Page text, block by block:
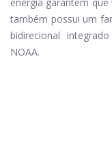
também possui um
bidirecional
NOAA.